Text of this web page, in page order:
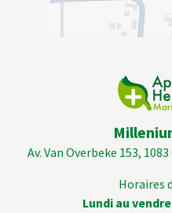
Av. Van Overbeke 153,
Horaires
Lundi au